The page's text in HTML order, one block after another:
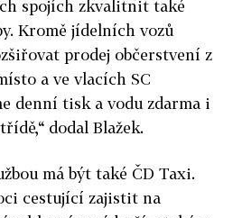
spojích zkvalitnit také
Kromě jídelních vozů
prodej občerstvení z
a ve vlacích SC
denní tisk a vodu zdarma i
dodal Blažek.
má být také ČD Taxi.
cestující zajistit na